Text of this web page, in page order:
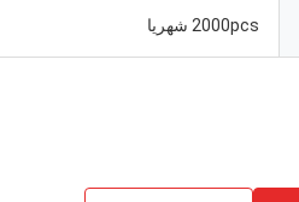
2000pcs شهريا